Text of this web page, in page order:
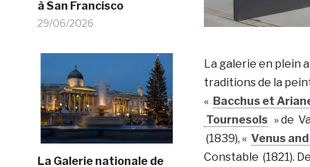
à San Francisco
29/06/2026
La Galerie nationale de
La galerie en plein
traditions de la
« Bacchus et
Tournesols» de
(1839), « Venus
Constable (1821).